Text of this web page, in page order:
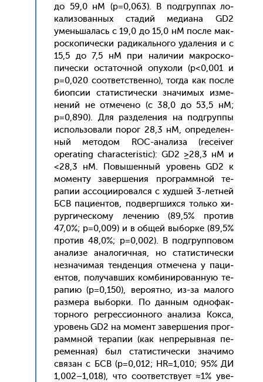
до 59,0 нМ (p=0,063). В под­груп­пах ло­
кали­зован­ных ста­дий ме­ди­ана GD2
умень­ша­лась с 19,0 до 15,0 нМ пос­ле мак­
роско­пичес­ки ра­дикаль­но­го уда­ления и с
15,5 до 7,5 нМ при на­личии мак­роско­
пичес­ки ос­та­точ­ной опу­холи (p<0,001 и
p=0,020 со­от­ветс­твен­но), тог­да как пос­ле
би­оп­сии ста­тис­ти­чес­ки зна­чимых из­ме­
нений не от­ме­чено (с 38,0 до 53,5 нМ;
p=0,890). Для раз­де­ления на под­груп­пы
ис­поль­зо­вали по­рог 28,3 нМ, оп­ре­делен­
ный ме­тодом ROC-ана­лиза (receiver
operating characteristic): GD2 ≥28,3 нМ и
<28,3 нМ. По­вышен­ный уро­вень GD2 к
мо­мен­ту за­вер­ше­ния прог­рам­мной те­
рапии ас­со­ци­иро­вал­ся с худ­шей 3-лет­ней
БСВ па­ци­ен­тов, под­вер­гших­ся толь­ко хи­
рур­ги­чес­ко­му ле­чению (89,5% про­тив
47,0%; p=0,009) и в об­щей вы­бор­ке (89,5%
про­тив 48,0%; p=0,002). В под­груп­по­вом
ана­лизе ана­логич­ная, но ста­тис­ти­чес­ки
нез­на­чимая тен­денция от­ме­чена у па­ци­
ен­тов, по­лучав­ших ком­би­ниро­ван­ную те­
рапию (p=0,150), ве­ро­ят­но, из-за ма­лого
раз­ме­ра вы­бор­ки. По дан­ным од­но­фак­
торно­го рег­ресси­он­но­го ана­лиза Кок­са,
уро­вень GD2 на мо­мент за­вер­ше­ния прог­
рам­мной те­рапии (как неп­ре­рыв­ная пе­
ремен­ная) был ста­тис­ти­чес­ки зна­чимо
свя­зан с БСВ (p=0,012; HR=1,010; 95% ДИ
1,002–1,018), что со­от­ветс­тву­ет ≈1% уве­